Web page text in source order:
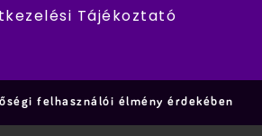
Tájékoztató
felhasználói élmény érdekében